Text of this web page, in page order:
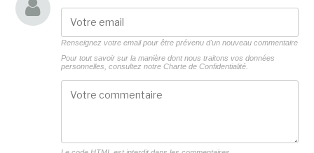
Renseignez votre email pour être prévenu d'un nouveau commentaire
Pour tout savoir sur la manière dont nous traitons vos données
personnelles, consultez notre Charte de Confidentialité.